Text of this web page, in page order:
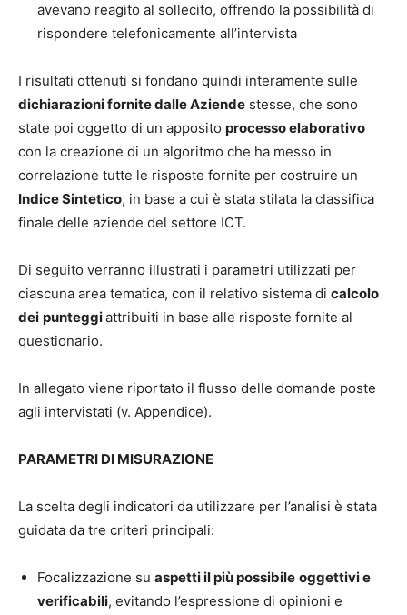
avevano reagito al sollecito, offrendo la possibilità di
rispondere telefonicamente all’intervista
I risultati ottenuti si fondano quindi interamente sulle
dichiarazioni fornite dalle Aziende stesse, che sono
state poi oggetto di un apposito processo elaborativo
con la creazione di un algoritmo che ha messo in
correlazione tutte le risposte fornite per costruire un
Indice Sintetico, in base a cui è stata stilata la classifica
finale delle aziende del settore ICT.
Di seguito verranno illustrati i parametri utilizzati per
ciascuna area tematica, con il relativo sistema di calcolo
dei punteggiattribuiti in base alle risposte fornite al
questionario.
In allegato viene riportato il flusso delle domande poste
agli intervistati (v. Appendice).
PARAMETRI DI MISURAZIONE
La scelta degli indicatori da utilizzare per l’analisi è stata
guidata da tre criteri principali:
Focalizzazione su aspetti il più possibile oggettivi e
verificabili, evitando l’espressione di opinioni e